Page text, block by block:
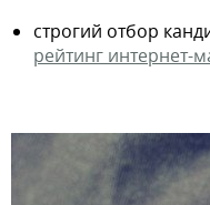
строгий отбор
рейтинг интернет-